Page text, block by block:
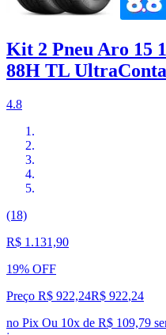
Kit 2 Pneu Aro 15
88H TL
4.8
(18)
R$ 1.131,90
19% OFF
Preço R$ 922,24R$ 922,24
no Pix Ou 10x de R$ 109,79